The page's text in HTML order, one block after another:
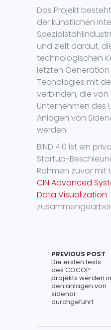
Das Projekt
der künstlichen
und zielt darauf,
technologischen
letzten
Techologies mit
verbinden, die
Unternehmen des
Anlagen von
werden.
BIND 4.0 ist ein
Startup-
Rahmen zuvor mit
CIN Advanced
Data Visualization
PREVIOUS POST
Die ersten tests
des COCOP-
projekts werden in
den anlagen von
sidenor
durchgeführt